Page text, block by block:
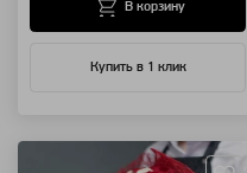
Купить в 1 клик
В корзину